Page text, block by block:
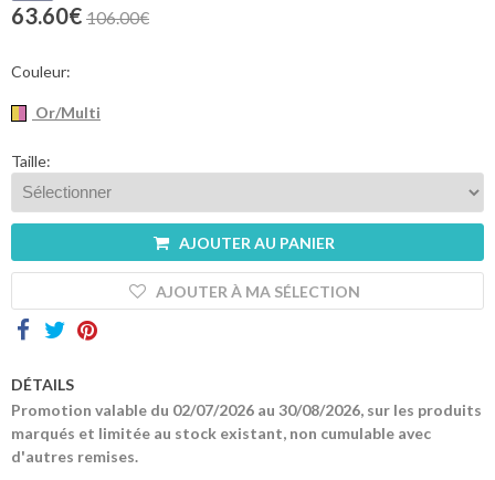
63.60€ 106.00€
Couleur:
Or/Multi
Taille:
AJOUTER AU PANIER
AJOUTER À MA SÉLECTION
DÉTAILS
Promotion valable du 02/07/2026 au 30/08/2026, sur les produits
marqués et limitée au stock existant, non cumulable avec
d'autres remises.